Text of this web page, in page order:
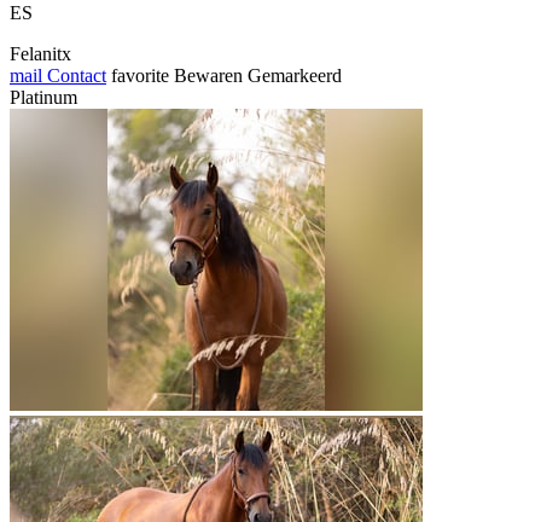
ES
Felanitx
mail Contact favorite Bewaren Gemarkeerd
Platinum